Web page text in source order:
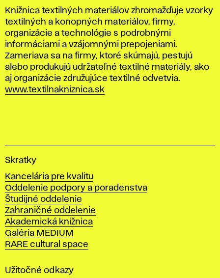
Knižnica textilných materiálov zhromažďuje vzorky
textilných a konopných materiálov, firmy,
organizácie a technológie s podrobnými
informáciami a vzájomnými prepojeniami.
Zameriava sa na firmy, ktoré skúmajú, pestujú
alebo produkujú udržateľné textilné materiály, ako
aj organizácie združujúce textilné odvetvia.
www.textilnakniznica.sk
V
s
o
k
á
š
k
o
a
Skratky
Kancelária pre kvalitu
Oddelenie podpory a poradenstva
Študijné oddelenie
Zahraničné oddelenie
Akademická knižnica
Galéria MEDIUM
RARE cultural space
Užitočné odkazy